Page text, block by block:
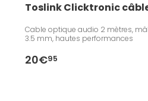
Toslink Clicktronic
Cable optique audio 2 mètres,
3.5 mm, hautes performances
20€95